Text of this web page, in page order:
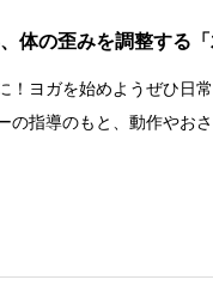
体の歪みを調整する「
！ヨガを始めようぜひ日
の指導のもと、動作やお